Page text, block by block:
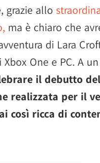
grazie allo
ma è chiaro che
di Lara
One e PC. A
il debutto
realizzata per il
così ricca di